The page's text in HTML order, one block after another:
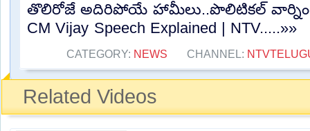
తొలిరోజే అదిరిపోయే హామీలు..పొలిటికల్
CM Vijay Speech Explained | NTV.....»»
CATEGORY: NEWS CHANNEL:
Related Videos